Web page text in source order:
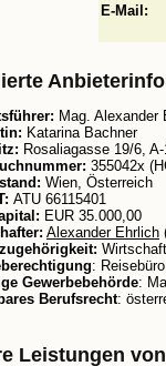
E-Mail:
Mag. Alexander
Katarina Bachner
Rosaliagasse 19/6,
355042x
Wien, Österreich
ATU 66115401
EUR 35.000,00
Alexander Ehrlich
:
Gewerbebehörde:
Berufsrecht:
Leistungen